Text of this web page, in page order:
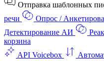
Отправка шаблонных
речи
Опрос /
Детектирование АИ
корзина
API Voicebox